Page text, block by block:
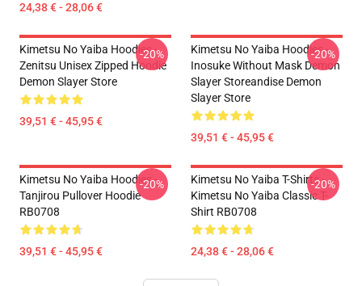
24,38 € - 28,06 €
Kimetsu No Yaiba Hoodies -
Zenitsu Unisex Zipped Hoodie
Demon Slayer Store
39,51 € - 45,95 €
-20%
Kimetsu No Yaiba Hoodies -
Inosuke Without Mask Demon
Slayer Storeandise Demon
Slayer Store
39,51 € - 45,95 €
-20%
Kimetsu No Yaiba Hoodies -
Tanjirou Pullover Hoodie
RB0708
39,51 € - 45,95 €
-20%
Kimetsu No Yaiba T-Shirts -
Kimetsu No Yaiba Classic T-
Shirt RB0708
24,38 € - 28,06 €
-20%